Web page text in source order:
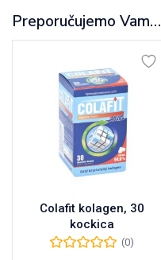
Preporučujemo Vam…
Colafit kolagen, 30
kockica
(0)